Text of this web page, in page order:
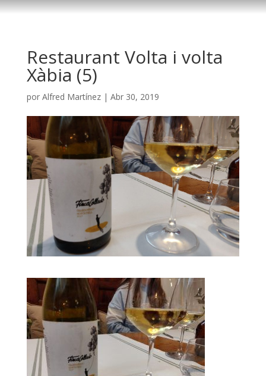
Restaurant Volta i volta
Xàbia (5)
por Alfred Martínez| Abr 30, 2019